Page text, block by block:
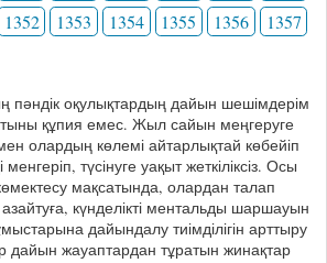
1352 1353 1354 1355 1356
1357
пәндік оқулықтардың дайын шешімдерім
құпия емес. Жыл сайын меңгеруге
олардың көлемі айтарлықтай көбейіп
түсінуге уақыт жеткіліксіз. Осы
мақсатында, олардан талап
азайтуға, күнделікті ментальды шаршауын
дайындалу тиімділігін арттыру
жауаптардан тұратын жинақтар